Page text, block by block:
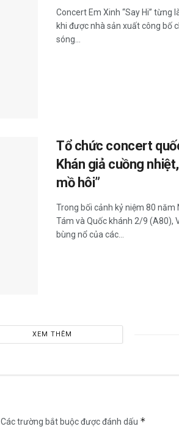
Concert Em Xinh “Say Hi” từng
khi được nhà sản xuất công bố
sóng...
Tổ chức concert
Khán giả cuồng
mồ hôi”
Trong bối cảnh kỷ niệm 80 năm
Tám và Quốc khánh 2/9 (A80),
bùng nổ của các...
XEM THÊM
Các trường bắt buộc được đánh dấu *